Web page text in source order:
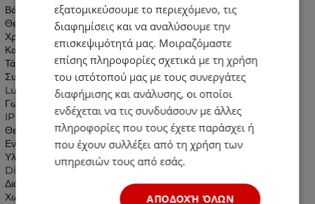
Βάση : E27
Θερμοκρασία Χρώματος :4500K
Χρώμα Φωτισμού : Λευκό Ημέρας
Κατανάλωση : 10 Watt
Τάση Εισόδου : 230 V AC
Συχνότητα λειτουργίας: : 50-60Hz
Lumens: 800
Γωνία Δέσμης : 180°
IP : 20
Θερμοκρασία Λειτουργίας : -20℃～45℃
Ενεργειακή κλάση: A+
Υλικό κατασκευής : Αλουμίνιο & Πλαστικό
Dimming : ΟΧΙ
Διάσταση : ø95*172mm
Χωρίς UV και IR Ακτινοβολία
εξατομικεύσουμε το περιεχόμενο, τις
διαφημίσεις και να αναλύσουμε την
επισκεψιμότητά μας. Μοιραζόμαστε
επίσης πληροφορίες σχετικά με τη χρήση
του ιστότοπού μας με τους συνεργάτες
διαφήμισης και ανάλυσης, οι οποίοι
ενδέχεται να τις συνδυάσουν με άλλες
πληροφορίες που τους έχετε παράσχει ή
που έχουν συλλέξει από τη χρήση των
υπηρεσιών τους από εσάς.
ΑΠΟΔΟΧΉ ΌΛΩΝ